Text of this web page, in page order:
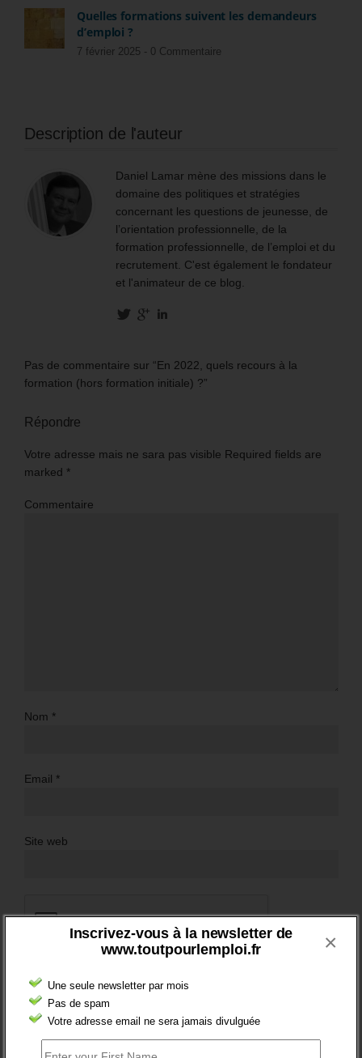
Inscrivez-vous à la newsletter de
www.toutpourlemploi.fr
Une seule newsletter par mois
Pas de spam
Votre adresse email ne sera jamais divulguée
×
Quelles formations suivent les demandeurs
d’emploi ?
7 février 2025 - 0 Commentaire
Description de l'auteur
Daniel Lamar mène des missions dans le
domaine des politiques et stratégies
concernant les questions de jeunesse, de
l’orientation professionnelle, de la
formation professionnelle, de l’emploi et du
recrutement. C'est également le fondateur
et l'animateur de ce blog.
Pas de commentaire sur “En 2022, quels recours à la
formation (hors formation initiale) ?”
Répondre
Votre adresse mais ne sara pas visible Required fields are
marked *
Commentaire
Nom *
Email *
Site web
BRÈVES EMPLOI